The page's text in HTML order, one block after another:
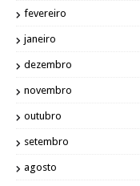
fevereiro
janeiro
dezembro
novembro
outubro
setembro
agosto